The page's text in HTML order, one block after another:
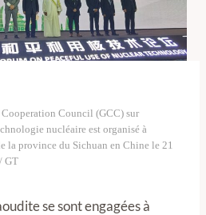
Council (GCC) sur
nucléaire est organisé à
la province du Sichuan en Chine le 21
GT
se sont engagées à